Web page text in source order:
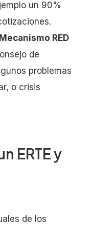
un 90%
Mecanismo RED
de
problemas
o crisis
ERTE y
de los